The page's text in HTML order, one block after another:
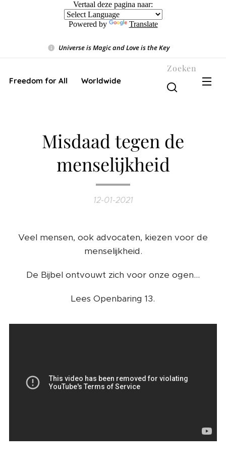
Vertaal deze pagina naar:
Powered by Translate
Universe is Magic and Love is the Key❤️
Freedom for All ❤️ Worldwide
Zoeken
Misdaad tegen de
menselijkheid
12-01-2021
Veel mensen, ook advocaten, kiezen voor de
menselijkheid.
De Bijbel ontvouwt zich voor onze ogen...
Lees Openbaring 13.